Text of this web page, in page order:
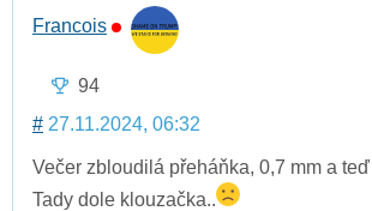
Francois
94
# 27.11.2024, 06:32
Večer zbloudilá přeháňka, 0,7 mm a
Tady dole klouzačka..